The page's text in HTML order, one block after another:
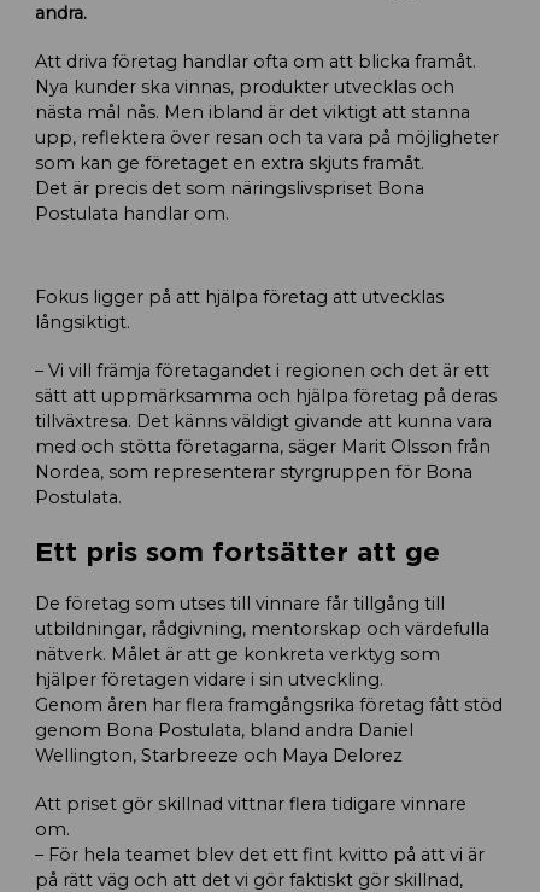
andra.
Att driva företag handlar ofta om att blicka framåt.
Nya kunder ska vinnas, produkter utvecklas och
nästa mål nås. Men ibland är det viktigt att stanna
upp, reflektera över resan och ta vara på möjligheter
som kan ge företaget en extra skjuts framåt.
Det är precis det som näringslivspriset Bona
Postulata handlar om.
Fokus ligger på att hjälpa företag att utvecklas
långsiktigt.
– Vi vill främja företagandet i regionen och det är ett
sätt att uppmärksamma och hjälpa företag på deras
tillväxtresa. Det känns väldigt givande att kunna vara
med och stötta företagarna, säger Marit Olsson från
Nordea, som representerar styrgruppen för Bona
Postulata.
Ett pris som fortsätter att ge
De företag som utses till vinnare får tillgång till
utbildningar, rådgivning, mentorskap och värdefulla
nätverk. Målet är att ge konkreta verktyg som
hjälper företagen vidare i sin utveckling.
Genom åren har flera framgångsrika företag fått stöd
genom Bona Postulata, bland andra Daniel
Wellington, Starbreeze och Maya Delorez
Att priset gör skillnad vittnar flera tidigare vinnare
om.
– För hela teamet blev det ett fint kvitto på att vi är
på rätt väg och att det vi gör faktiskt gör skillnad,